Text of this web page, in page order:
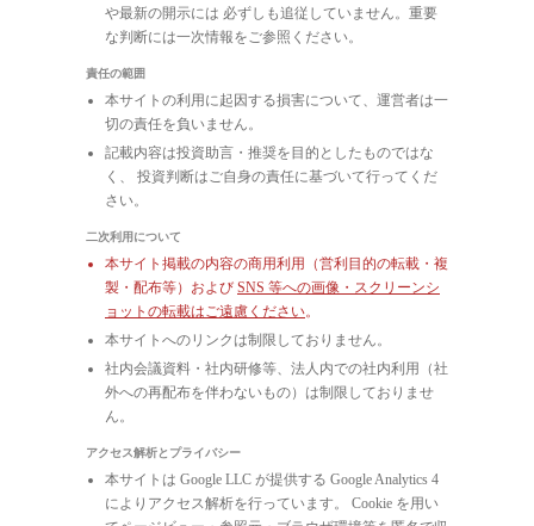
や最新の開示には 必ずしも追従していません。重要
な判断には一次情報をご参照ください。
責任の範囲
本サイトの利用に起因する損害について、運営者は一
切の責任を負いません。
記載内容は投資助言・推奨を目的としたものではな
く、 投資判断はご自身の責任に基づいて行ってくだ
さい。
二次利用について
本サイト掲載の内容の商用利用（営利目的の転載・複
製・配布等）および SNS 等への画像・スクリーンシ
ョットの転載はご遠慮ください。
本サイトへのリンクは制限しておりません。
社内会議資料・社内研修等、法人内での社内利用（社
外への再配布を伴わないもの）は制限しておりませ
ん。
アクセス解析とプライバシー
本サイトは Google LLC が提供する Google Analytics 4
によりアクセス解析を行っています。 Cookie を用い